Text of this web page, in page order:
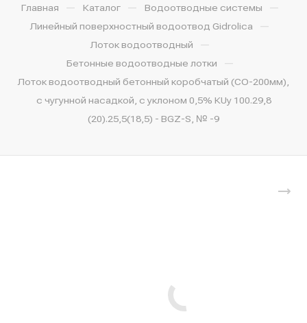
Главная — Каталог — Водоотводные системы —
Линейный поверхностный водоотвод Gidrolica —
Лоток водоотводный —
Бетонные водоотводные лотки —
Лоток водоотводный бетонный коробчатый (СО-200мм),
с чугунной насадкой, с уклоном 0,5% КUу 100.29,8
(20).25,5(18,5) - BGZ-S, № -9